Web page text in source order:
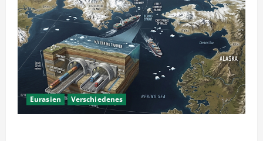
Eurasien Verschiedenes